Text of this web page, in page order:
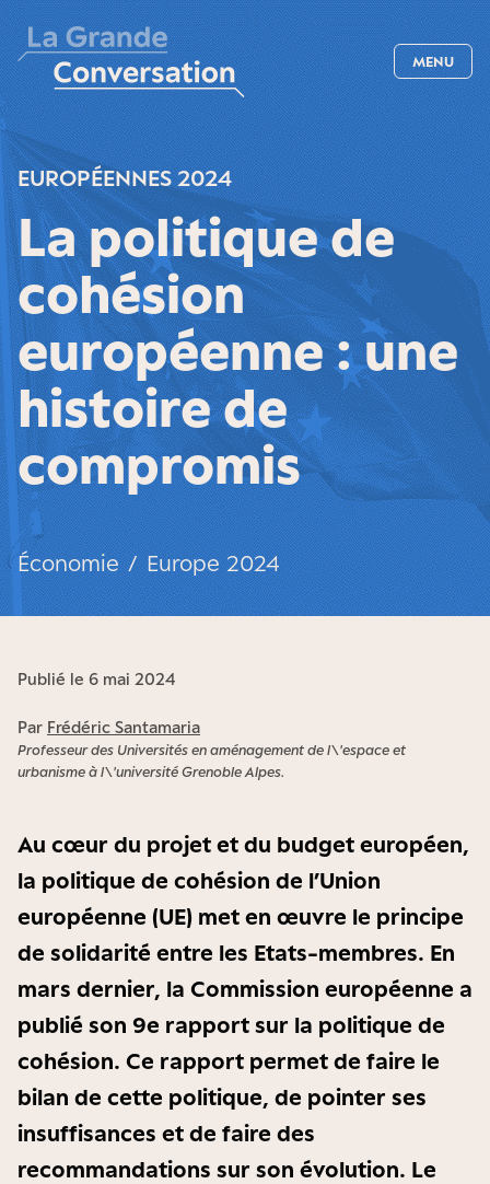
MENU
EUROPÉENNES 2024
La politique de
cohésion
européenne : une
histoire de
compromis
Économie / Europe 2024
Publié le 6 mai 2024
Par Frédéric Santamaria
Professeur des Universités en aménagement de l\'espace et
urbanisme à l\'université Grenoble Alpes.
Au cœur du projet et du budget européen,
la politique de cohésion de l’Union
européenne (UE) met en œuvre le principe
de solidarité entre les Etats-membres. En
mars dernier, la Commission européenne a
publié son 9e rapport sur la politique de
cohésion. Ce rapport permet de faire le
bilan de cette politique, de pointer ses
insuffisances et de faire des
recommandations sur son évolution. Le